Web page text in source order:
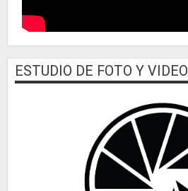
ESTUDIO DE FOTO Y VIDEO